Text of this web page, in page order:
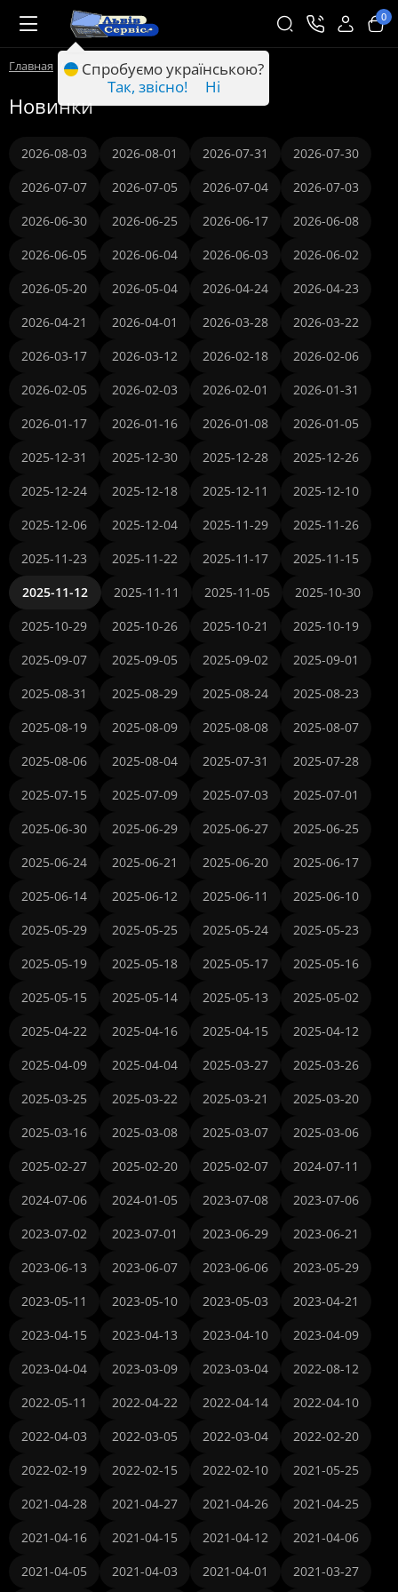
0
Главная Новинки
Новинки
2026-08-03 2026-08-01 2026-07-31
2026-07-30
2026-07-07
2026-07-05 2026-07-04
2026-07-03
2026-06-30
2026-06-25 2026-06-17
2026-06-08
2026-06-05
2026-06-04 2026-06-03
2026-06-02
2026-05-20
2026-05-04 2026-04-24
2026-04-23
2026-04-21
2026-04-01 2026-03-28
2026-03-22
2026-03-17
2026-03-12 2026-02-18
2026-02-06
2026-02-05
2026-02-03 2026-02-01
2026-01-31
2026-01-17
2026-01-16 2026-01-08
2026-01-05
2025-12-31
2025-12-30 2025-12-28
2025-12-26
2025-12-24
2025-12-18 2025-12-11
2025-12-10
2025-12-06
2025-12-04 2025-11-29
2025-11-26
2025-11-23
2025-11-22 2025-11-17
2025-11-15
2025-11-12
2025-11-11 2025-11-05
2025-10-30
2025-10-29
2025-10-26 2025-10-21
2025-10-19
2025-09-07
2025-09-05 2025-09-02
2025-09-01
2025-08-31
2025-08-29 2025-08-24
2025-08-23
2025-08-19
2025-08-09 2025-08-08
2025-08-07
2025-08-06
2025-08-04 2025-07-31
2025-07-28
2025-07-15
2025-07-09 2025-07-03
2025-07-01
2025-06-30
2025-06-29 2025-06-27
2025-06-25
2025-06-24
2025-06-21 2025-06-20
2025-06-17
2025-06-14
2025-06-12 2025-06-11
2025-06-10
2025-05-29
2025-05-25 2025-05-24
2025-05-23
2025-05-19
2025-05-18 2025-05-17
2025-05-16
2025-05-15
2025-05-14 2025-05-13
2025-05-02
2025-04-22
2025-04-16 2025-04-15
2025-04-12
2025-04-09
2025-04-04 2025-03-27
2025-03-26
2025-03-25
2025-03-22 2025-03-21
2025-03-20
2025-03-16
2025-03-08 2025-03-07
2025-03-06
2025-02-27
2025-02-20 2025-02-07
2024-07-11
2024-07-06
2024-01-05 2023-07-08
2023-07-06
2023-07-02
2023-07-01 2023-06-29
2023-06-21
2023-06-13
2023-06-07 2023-06-06
2023-05-29
2023-05-11
2023-05-10 2023-05-03
2023-04-21
2023-04-15
2023-04-13 2023-04-10
2023-04-09
2023-04-04
2023-03-09 2023-03-04
2022-08-12
2022-05-11
2022-04-22 2022-04-14
2022-04-10
2022-04-03
2022-03-05 2022-03-04
2022-02-20
2022-02-19
2022-02-15 2022-02-10
2021-05-25
2021-04-28
2021-04-27 2021-04-26
2021-04-25
2021-04-16
2021-04-15 2021-04-12
2021-04-06
2021-04-05
2021-04-03 2021-04-01 2021-03-27
Спробуємо українською?
Так, звісно!
Ні